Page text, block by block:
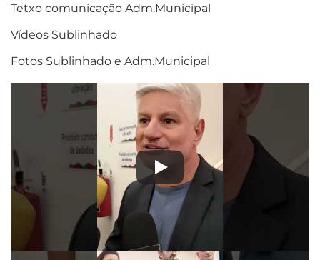
Tetxo comunicação Adm.Municipal
Vídeos Sublinhado
Fotos Sublinhado e Adm.Municipal